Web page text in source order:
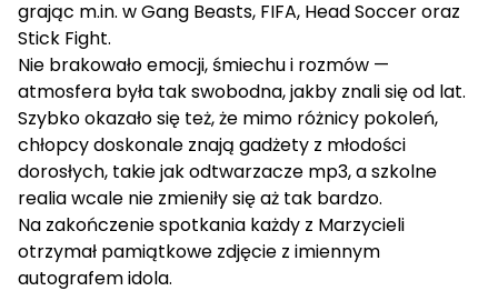
grając m.in. w Gang Beasts, FIFA, Head Soccer oraz
Stick Fight.
Nie brakowało emocji, śmiechu i rozmów —
atmosfera była tak swobodna, jakby znali się od lat.
Szybko okazało się też, że mimo różnicy pokoleń,
chłopcy doskonale znają gadżety z młodości
dorosłych, takie jak odtwarzacze mp3, a szkolne
realia wcale nie zmieniły się aż tak bardzo.
Na zakończenie spotkania każdy z Marzycieli
otrzymał pamiątkowe zdjęcie z imiennym
autografem idola.